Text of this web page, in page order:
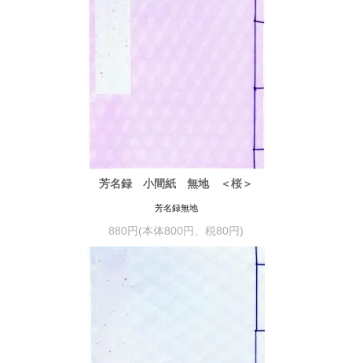
芳名録 小間紙 無地 ＜桜＞
芳名録無地
880円(本体800円、税80円)